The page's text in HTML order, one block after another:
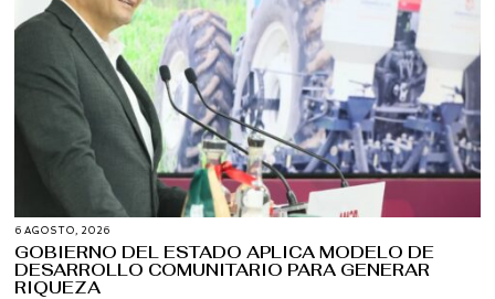
6 AGOSTO, 2026
GOBIERNO DEL ESTADO APLICA MODELO DE
DESARROLLO COMUNITARIO PARA GENERAR
RIQUEZA